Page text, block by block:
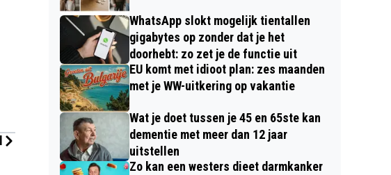
WhatsApp slokt mogelijk tientallen
gigabytes op zonder dat je het
doorhebt: zo zet je de functie uit
EU komt met idioot plan: zes maanden
met je WW-uitkering op vakantie
Wat je doet tussen je 45 en 65ste kan
dementie met meer dan 12 jaar
uitstellen
Zo kan een westers dieet darmkanker